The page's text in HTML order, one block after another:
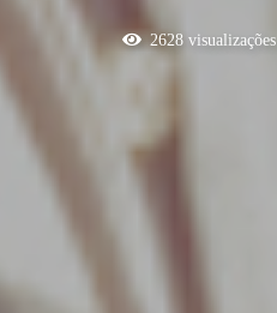
2628visualizações